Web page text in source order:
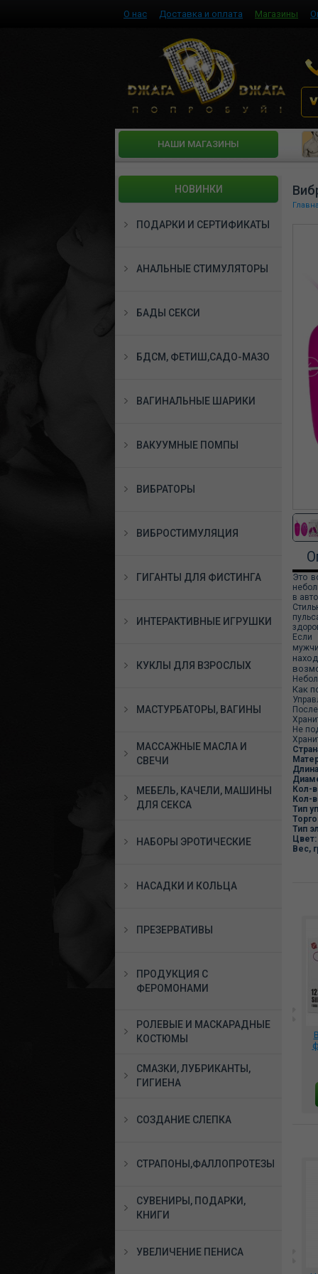
О нас Доставка и оплата Магазины
HАШИ МАГАЗИНЫ
НОВИНКИ
ПОДАРКИ И СЕРТИФИКАТЫ
АНАЛЬНЫЕ СТИМУЛЯТОРЫ
БАДЫ СЕКСИ
БДСМ, ФЕТИШ,САДО-МАЗО
ВАГИНАЛЬНЫЕ ШАРИКИ
ВАКУУМНЫЕ ПОМПЫ
ВИБРАТОРЫ
ВИБРОСТИМУЛЯЦИЯ
ГИГАНТЫ ДЛЯ ФИСТИНГА
ИНТЕРАКТИВНЫЕ ИГРУШКИ
КУКЛЫ ДЛЯ ВЗРОСЛЫХ
МАСТУРБАТОРЫ, ВАГИНЫ
МАССАЖНЫЕ МАСЛА И
СВЕЧИ
МЕБЕЛЬ, КАЧЕЛИ, МАШИНЫ
ДЛЯ СЕКСА
НАБОРЫ ЭРОТИЧЕСКИЕ
НАСАДКИ И КОЛЬЦА
ПРЕЗЕРВАТИВЫ
ПРОДУКЦИЯ С
ФЕРОМОНАМИ
РОЛЕВЫЕ И МАСКАРАДНЫЕ
КОСТЮМЫ
СМАЗКИ, ЛУБРИКАНТЫ,
ГИГИЕНА
СОЗДАНИЕ СЛЕПКА
СТРАПОНЫ,ФАЛЛОПРОТЕЗЫ
СУВЕНИРЫ, ПОДАРКИ,
КНИГИ
УВЕЛИЧЕНИЕ ПЕНИСА
Это
в
Если
Как
Не
Кол-
Кол-
Тип
Тип
Цвет:
Вес,
Вибрационное яйцо
Easytoys Remote Control
2950 руб.